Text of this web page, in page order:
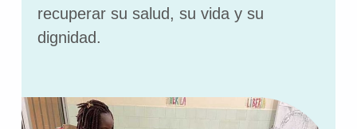
recuperar su salud, su vida y su
dignidad.